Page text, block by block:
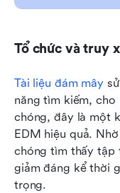
Tổ chức và truy
Tài liệu đám mây sử
năng tìm kiếm, cho
chóng, đây là một
EDM hiệu quả. Nhờ
chóng tìm thấy tập
giảm đáng kể thời
trọng.